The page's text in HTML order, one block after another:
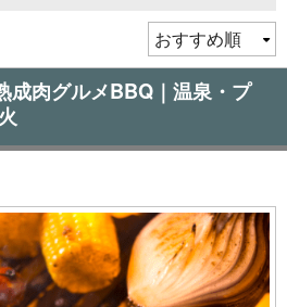
成肉グルメBBQ｜温泉・プ